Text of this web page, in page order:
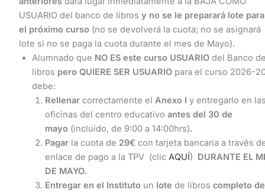
USUARIO del banco de libros y no se le preparará lote para
el próximo curso(no se devolverá la cuota; no se asignará
lote si no se paga la cuota durante el mes de Mayo).
Alumnado que NO ES este curso USUARIO del Banco
libros pero QUIERE SER USUARIO para el curso 2026-
debe:
Rellenarcorrectamente el Anexo I y entregarlo en
oficinas del centro educativo antes del 30 de
mayo(incluido, de 9:00 a 14:00hrs).
Pagarla cuota de 29€ con tarjeta bancaria a través
enlace de pago a la TPV (clic AQUÍ) DURANTE EL
DE MAYO.
Entregar en el Institutoun lote de libros completo de